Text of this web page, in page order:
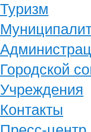
Туризм
Городской
Учреждения
Контакты